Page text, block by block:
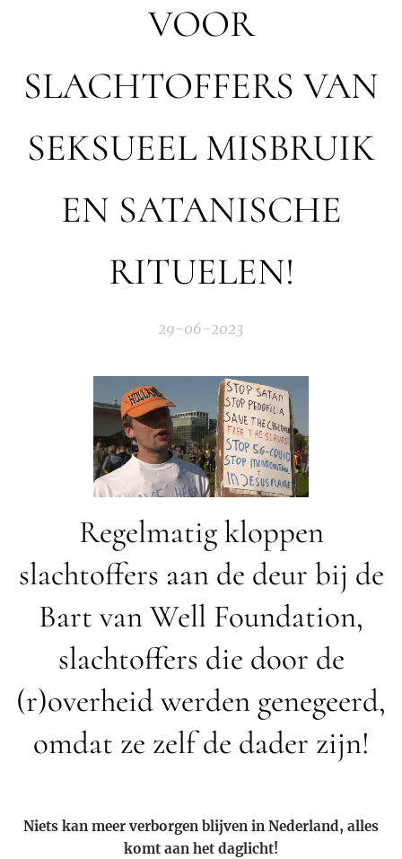
VOOR
SLACHTOFFERS VAN
SEKSUEEL MISBRUIK
EN SATANISCHE
RITUELEN!
29-06-2023
Regelmatig kloppen
slachtoffers aan de deur bij de
Bart van Well Foundation,
slachtoffers die door de
(r)overheid werden genegeerd,
omdat ze zelf de dader zijn!
Niets kan meer verborgen blijven in Nederland, alles
komt aan het daglicht!